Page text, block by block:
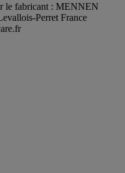
le fabricant : MENNEN
Perret France